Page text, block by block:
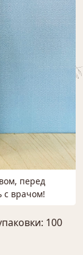
перед
с врачом!
100